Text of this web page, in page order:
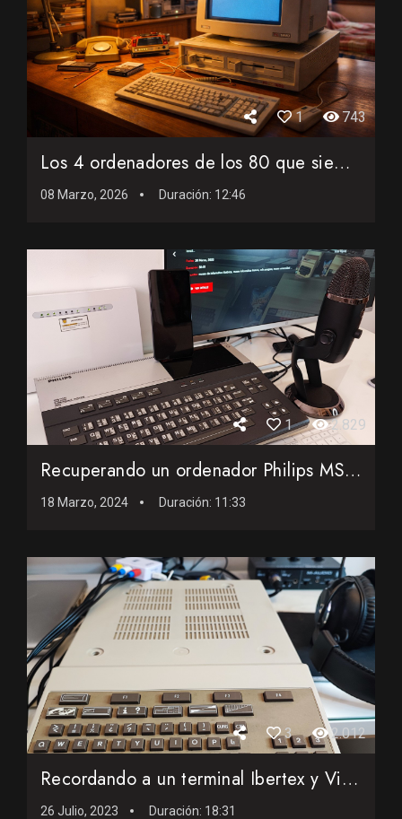
1 743
Los 4 ordenadores de los 80 que siempre quise tener (y nunca...
08 Marzo, 2026 Duración: 12:46
1 2.829
Recuperando un ordenador Philips MSX de 1984
18 Marzo, 2024 Duración: 11:33
3 2.012
Recordando a un terminal Ibertex y Videotex del año 1992
26 Julio, 2023 Duración: 18:31